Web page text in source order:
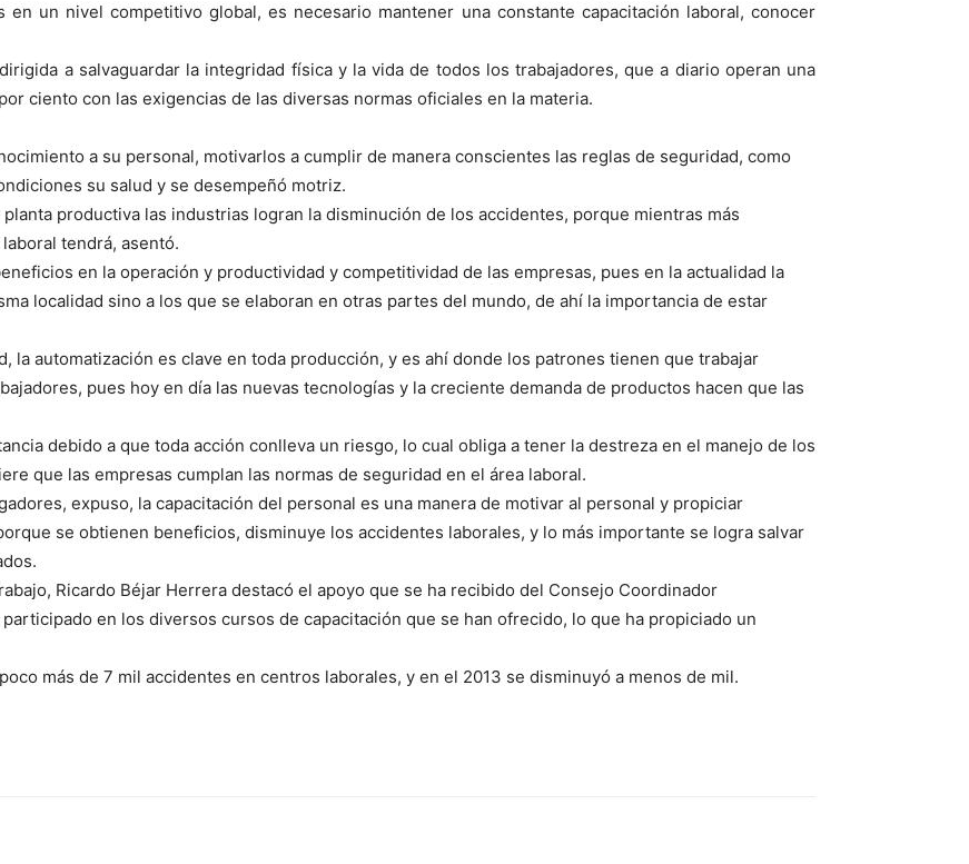
un nivel competitivo global, es necesario mantener una constante capacitación laboral, conocer
a salvaguardar la integridad física y la vida de todos los trabajadores, que a diario operan una
ciento con las exigencias de las diversas normas oficiales en la materia.
a su personal, motivarlos a cumplir de manera conscientes las reglas de seguridad, como
su salud y se desempeñó motriz.
productiva las industrias logran la disminución de los accidentes, porque mientras más
tendrá, asentó.
en la operación y productividad y competitividad de las empresas, pues en la actualidad la
localidad sino a los que se elaboran en otras partes del mundo, de ahí la importancia de estar
la automatización es clave en toda producción, y es ahí donde los patrones tienen que trabajar
pues hoy en día las nuevas tecnologías y la creciente demanda de productos hacen que las
debido a que toda acción conlleva un riesgo, lo cual obliga a tener la destreza en el manejo de los
que las empresas cumplan las normas de seguridad en el área laboral.
expuso, la capacitación del personal es una manera de motivar al personal y propiciar
se obtienen beneficios, disminuye los accidentes laborales, y lo más importante se logra salvar
Ricardo Béjar Herrera destacó el apoyo que se ha recibido del Consejo Coordinador
en los diversos cursos de capacitación que se han ofrecido, lo que ha propiciado un
más de 7 mil accidentes en centros laborales, y en el 2013 se disminuyó a menos de mil.